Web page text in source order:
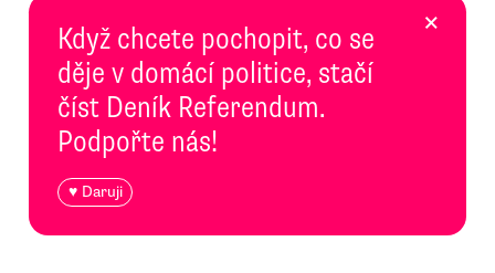
Když chcete pochopit, co se
děje v domácí politice, stačí
číst Deník Referendum.
Podpořte nás!
♥ Daruji
×